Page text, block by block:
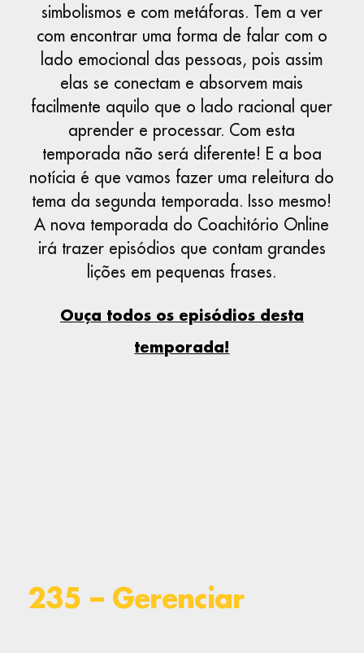
simbolismos e com metáforas. Tem a ver
com encontrar uma forma de falar com o
lado emocional das pessoas, pois assim
elas se conectam e absorvem mais
facilmente aquilo que o lado racional quer
aprender e processar. Com esta
temporada não será diferente! E a boa
notícia é que vamos fazer uma releitura do
tema da segunda temporada. Isso mesmo!
A nova temporada do Coachitório Online
irá trazer episódios que contam grandes
lições em pequenas frases.
Ouça todos os episódios desta
temporada!
235 – Gerenciar